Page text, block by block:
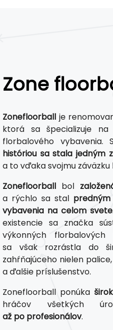
Zone
Zonefloorball je
ktorá sa špecializuje
florbalového vybavenia.
históriou sa stala jedným
a to vďaka svojmu záväzku
Zonefloorball bol
a rýchlo sa stal
vybavenia na celom svete
existencie sa značka
výkonných
sa však rozrástla do
zahŕňajúceho nielen
a ďalšie príslušenstvo.
Zonefloorball ponúka
hráčov všetkých
až po profesionálov.